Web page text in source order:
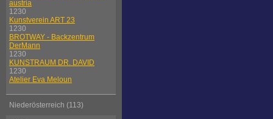
austria
1230
Kunstverein ART 23
1230
BROTWAY - Backzentrum
DerMann
1230
KUNSTRAUM DR. DAVID
1230
Atelier Eva Meloun
Niederösterreich (113)